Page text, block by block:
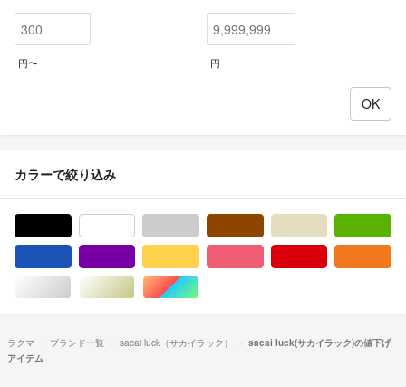
円〜 円
カラーで絞り込み
シルバー/銀色系ゴールド/金色系マルチカラー
ラクマ ブランド一覧 sacai luck（サカイラック）
sacai luck(サカイラック)の値下げ
アイテム